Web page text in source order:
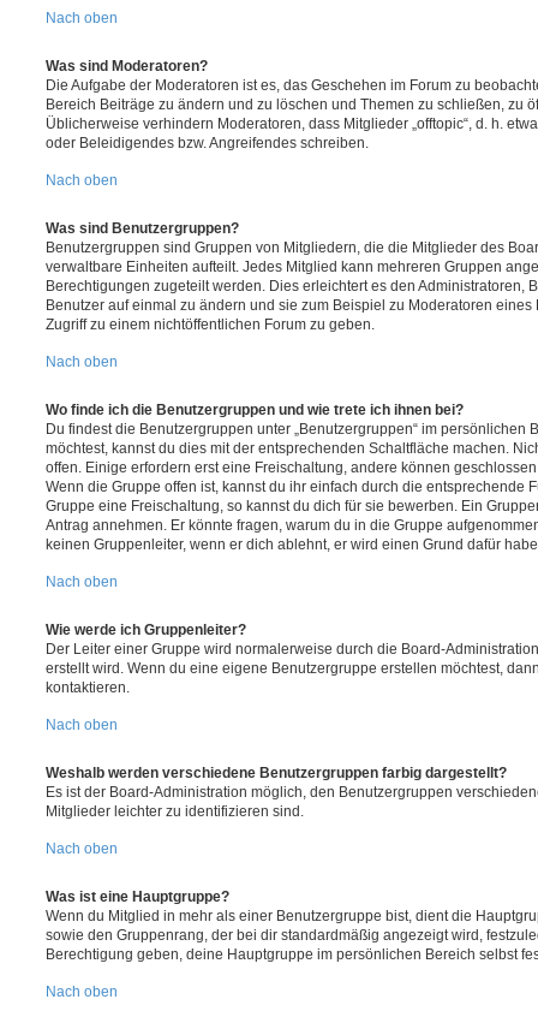
Nach oben
Was sind Moderatoren?
Die Aufgabe der Moderatoren ist es, das Geschehen im Forum zu
Bereich Beiträge zu ändern und zu löschen und Themen zu schließen, zu
Üblicherweise verhindern Moderatoren, dass Mitglieder „offtopic“, d. h.
oder Beleidigendes bzw. Angreifendes schreiben.
Nach oben
Was sind Benutzergruppen?
Benutzergruppen sind Gruppen von Mitgliedern, die die Mitglieder des
verwaltbare Einheiten aufteilt. Jedes Mitglied kann mehreren Gruppen
Berechtigungen zugeteilt werden. Dies erleichtert es den Administratoren,
Benutzer auf einmal zu ändern und sie zum Beispiel zu Moderatoren
Zugriff zu einem nichtöffentlichen Forum zu geben.
Nach oben
Wo finde ich die Benutzergruppen und wie trete ich ihnen bei?
Du findest die Benutzergruppen unter „Benutzergruppen“ im persönlichen
möchtest, kannst du dies mit der entsprechenden Schaltfläche machen.
offen. Einige erfordern erst eine Freischaltung, andere können
Wenn die Gruppe offen ist, kannst du ihr einfach durch die entsprechende
Gruppe eine Freischaltung, so kannst du dich für sie bewerben. Ein
Antrag annehmen. Er könnte fragen, warum du in die Gruppe
keinen Gruppenleiter, wenn er dich ablehnt, er wird einen Grund dafür
Nach oben
Wie werde ich Gruppenleiter?
Der Leiter einer Gruppe wird normalerweise durch die Board-
erstellt wird. Wenn du eine eigene Benutzergruppe erstellen möchtest,
kontaktieren.
Nach oben
Weshalb werden verschiedene Benutzergruppen farbig dargestellt?
Es ist der Board-Administration möglich, den Benutzergruppen
Mitglieder leichter zu identifizieren sind.
Nach oben
Was ist eine Hauptgruppe?
Wenn du Mitglied in mehr als einer Benutzergruppe bist, dient die
sowie den Gruppenrang, der bei dir standardmäßig angezeigt wird,
Berechtigung geben, deine Hauptgruppe im persönlichen Bereich selbst
Nach oben